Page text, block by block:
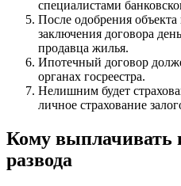
специалистами
После одобрения
заключения договора
продавца жилья.
Ипотечный договор
органах госреестра.
Нелишним будет
личное страхование
Кому выплачивать
развода